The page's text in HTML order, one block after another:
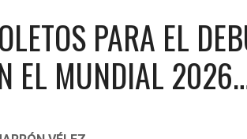
PARA EL
EL MUNDIAL